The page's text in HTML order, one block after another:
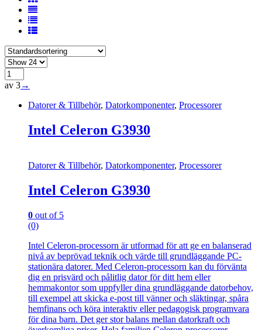
av 3→
Datorer & Tillbehör, Datorkomponenter, Processorer
Intel Celeron G3930
Datorer & Tillbehör, Datorkomponenter, Processorer
Intel Celeron G3930
0 out of 5
(0)
Intel Celeron-processorn är utformad för att ge en balanserad
nivå av beprövad teknik och värde till grundläggande PC-
stationära datorer. Med Celeron-processorn kan du förvänta
dig en prisvärd och pålitlig dator för ditt hem eller
hemmakontor som uppfyller dina grundläggande datorbehov,
till exempel att skicka e-post till vänner och släktingar, spåra
hemfinans och köra interaktiv eller pedagogisk programvara
för dina barn. Det ger stor balans mellan datorkraft och